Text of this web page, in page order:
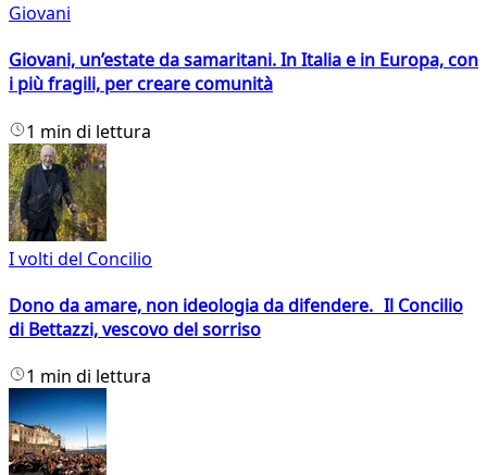
Giovani
Giovani, un’estate da samaritani. In Italia e in Europa, con
i più fragili, per creare comunità
1 min di lettura
I volti del Concilio
Dono da amare, non ideologia da difendere. Il Concilio
di Bettazzi, vescovo del sorriso
1 min di lettura